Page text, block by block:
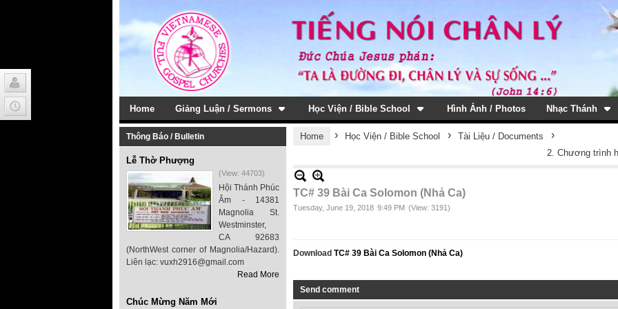
Home Giảng Luận / Sermons Học Viện / Bible School Hình Ảnh / Photos Nhạc Thánh
Thông Báo / Bulletin
Lễ Thờ Phượng
(View: 44703)
Hội Thánh Phúc
Âm - 14381
Magnolia St.
Westminster,
CA 92683
(NorthWest corner of Magnolia/Hazard).
Liên lạc: vuxh2916@gmail.com
Read More
Chúc Mừng Năm Mới
Home › Học Viện / Bible School › Tài Liệu / Documents ›
2. Chương trình
TC# 39 Bài Ca Solomon (Nhả Ca)
Tuesday, June 19, 2018 9:49 PM (View: 3191)
Download TC# 39 Bài Ca Solomon (Nhả Ca)
Send comment